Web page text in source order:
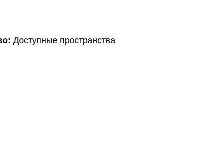
Доступные пространства